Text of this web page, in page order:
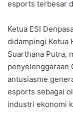
esports terbesar
Ketua ESI
didampingi Ketua
Suarthana Putra,
penyelenggaraan
antusiasme
esports sebagai
industri ekonomi